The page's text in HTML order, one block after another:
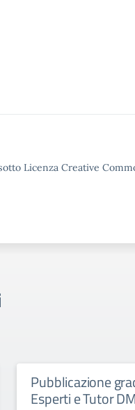
Licenza Creative
Pubblicazione
Esperti e Tutor